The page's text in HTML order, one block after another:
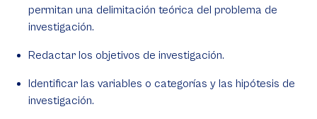
permitan una delimitación teórica del problema de
investigación.
Redactar los objetivos de investigación.
Identificar las variables o categorías y las hipótesis de
investigación.